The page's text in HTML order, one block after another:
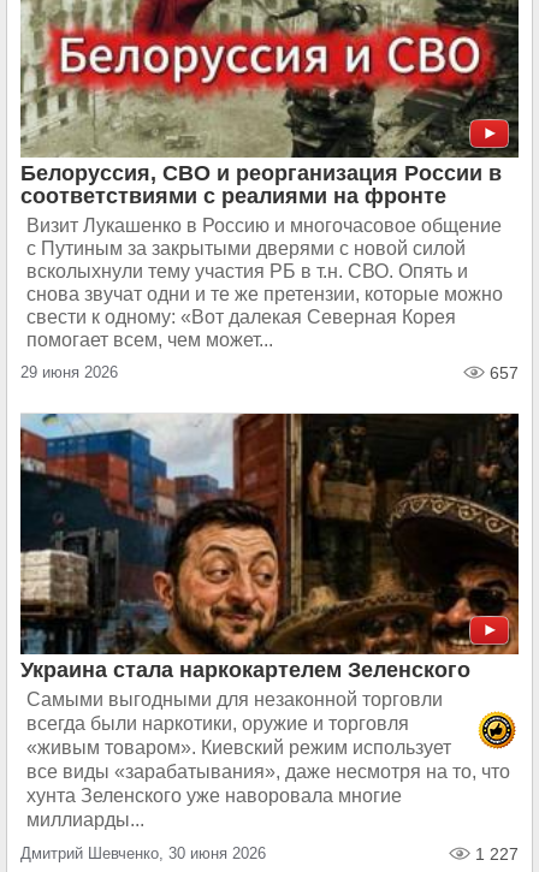
Белоруссия, СВО и реорганизация России в
соответствиями с реалиями на фронте
Визит Лукашенко в Россию и многочасовое общение
с Путиным за закрытыми дверями с новой силой
всколыхнули тему участия РБ в т.н. СВО. Опять и
снова звучат одни и те же претензии, которые можно
свести к одному: «Вот далекая Северная Корея
помогает всем, чем может...
29 июня 2026 657
Украина стала наркокартелем Зеленского
Самыми выгодными для незаконной торговли
всегда были наркотики, оружие и торговля
«живым товаром». Киевский режим использует
все виды «зарабатывания», даже несмотря на то, что
хунта Зеленского уже наворовала многие
миллиарды...
Дмитрий Шевченко, 30 июня 2026 1 227